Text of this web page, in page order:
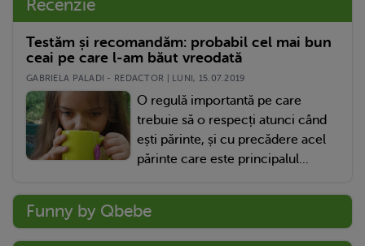
Recenzie
Testăm și recomandăm: probabil cel mai bun
ceai pe care l-am băut vreodată
GABRIELA PALADI - REDACTOR | LUNI, 15.07.2019
O regulă importantă pe care
trebuie să o respecți atunci când
ești părinte, și cu precădere acel
părinte care este principalul...
Funny by Qbebe